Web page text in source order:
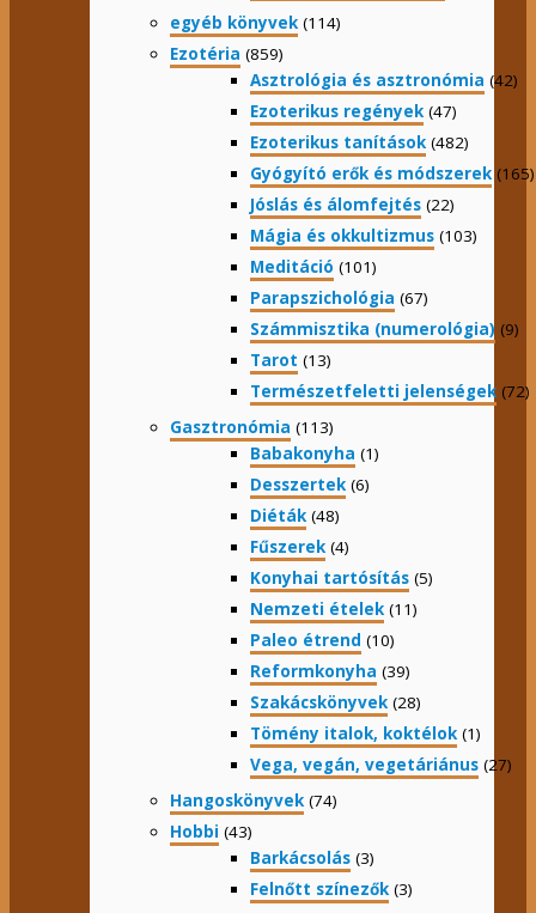
egyéb könyvek (114)
Ezotéria (859)
Asztrológia és asztronómia (42)
Ezoterikus regények (47)
Ezoterikus tanítások (482)
Gyógyító erők és módszerek (165)
Jóslás és álomfejtés (22)
Mágia és okkultizmus (103)
Meditáció (101)
Parapszichológia (67)
Számmisztika (numerológia) (9)
Tarot (13)
Természetfeletti jelenségek (72)
Gasztronómia (113)
Babakonyha (1)
Desszertek (6)
Diéták (48)
Fűszerek (4)
Konyhai tartósítás (5)
Nemzeti ételek (11)
Paleo étrend (10)
Reformkonyha (39)
Szakácskönyvek (28)
Tömény italok, koktélok (1)
Vega, vegán, vegetáriánus (27)
Hangoskönyvek (74)
Hobbi (43)
Barkácsolás (3)
Felnőtt színezők (3)